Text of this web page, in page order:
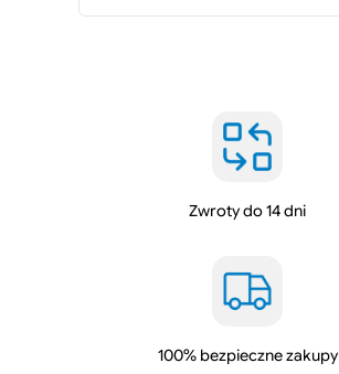
0
Zwroty do 14 dni
100% bezpieczne zakupy